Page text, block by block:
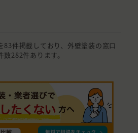
83件掲載しており、外壁塗装の窓口
282件あります。